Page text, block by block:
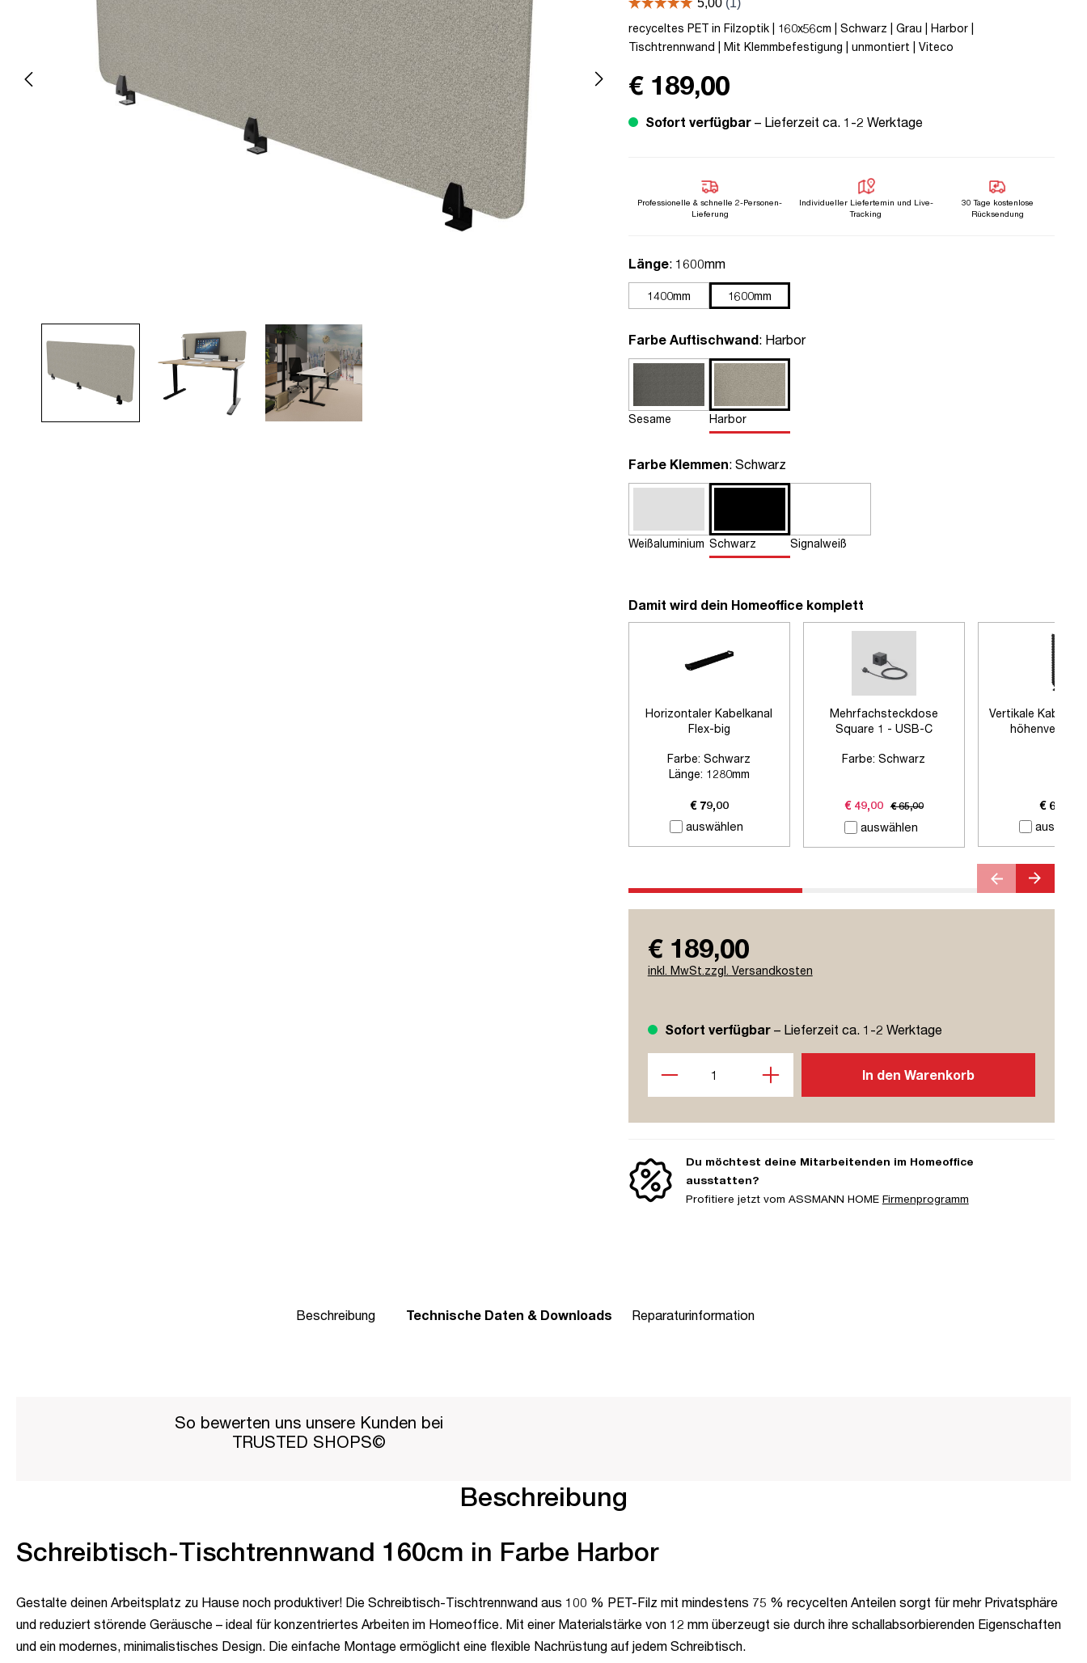
recyceltes PET in Filzoptik | 160x56cm | Schwarz | Grau | Harbor |
Tischtrennwand | Mit Klemmbefestigung | unmontiert | Viteco
€ 189,00
Sofort verfügbar– Lieferzeit ca. 1-2 Werktage
Professionelle & schnelle 2-Personen-
Lieferung
Individueller Liefertemin und Live-
Tracking
30 Tage kostenlose
Rücksendung
Längeauswählen
: 1600mm
1400mm 1600mm
Farbe Auftischwandauswählen
: Harbor
Sesame Harbor
Farbe Klemmenauswählen
: Schwarz
Weißaluminium Schwarz Signalweiß
Damit wird dein Homeoffice komplett
auswählen
Horizontaler Kabelkanal
Flex-big
Farbe:Schwarz
Länge: 1280mm
€ 79,00
auswählen
Mehrfachsteckdose
Square 1 - USB-C
Farbe:Schwarz
€ 49,00 € 65,00
Vertikale
€ 69,00
€ 189,00
inkl. MwSt.zzgl. Versandkosten
Sofort verfügbar– Lieferzeit ca. 1-2 Werktage
In den Warenkorb
Du möchtest deine Mitarbeitenden im Homeoffice
ausstatten?
Profitiere jetzt vom ASSMANN HOME Firmenprogramm
Beschreibung Technische Daten & Downloads Reparaturinformation
So bewerten uns unsere Kunden bei
TRUSTED SHOPS©
Beschreibung
Schreibtisch-Tischtrennwand 160cm in Farbe Harbor
Gestalte deinen Arbeitsplatz zu Hause noch produktiver! Die Schreibtisch-Tischtrennwand aus 100 % PET-Filz mit mindestens 75 % recycelten Anteilen sorgt für mehr Privatsphäre
und reduziert störende Geräusche – ideal für konzentriertes Arbeiten im Homeoffice. Mit einer Materialstärke von 12 mm überzeugt sie durch ihre schallabsorbierenden Eigenschaften
und ein modernes, minimalistisches Design. Die einfache Montage ermöglicht eine flexible Nachrüstung auf jedem Schreibtisch.